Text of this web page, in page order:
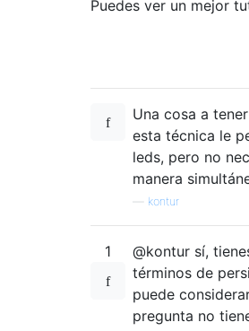
Puedes ver un mejor
Una cosa a
esta técnica le
leds, pero no
manera
kontur
1
@kontur sí,
términos de
puede
pregunta no